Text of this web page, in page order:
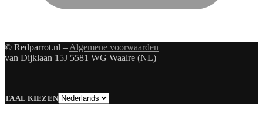
© Redparrot.nl – Algemene voorwaarden
van Dijklaan 15J 5581 WG Waalre (NL)
TAAL KIEZENTaal